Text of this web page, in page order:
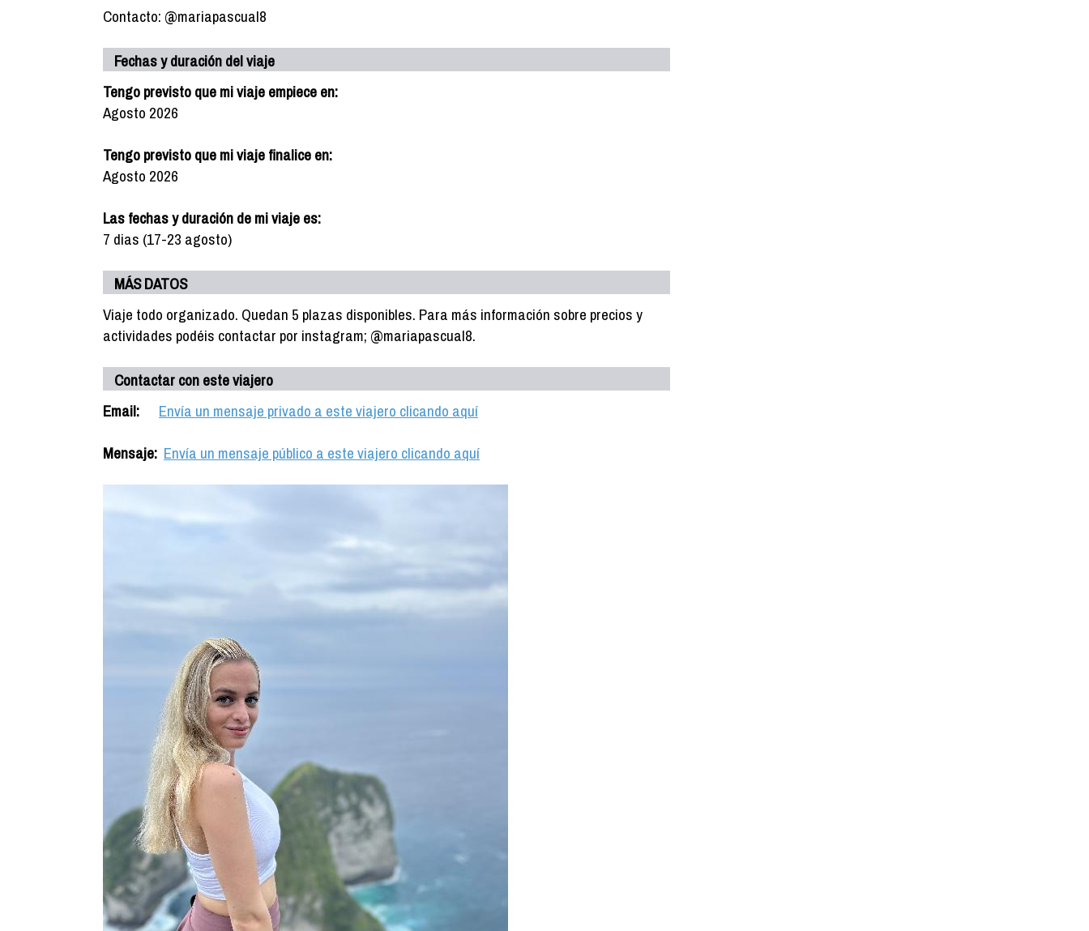
Contacto: @mariapascual8
Fechas y duración del viaje
Tengo previsto que mi viaje empiece en:
Agosto 2026
Tengo previsto que mi viaje finalice en:
Agosto 2026
Las fechas y duración de mi viaje es:
7 dias (17-23 agosto)
MÁS DATOS
Viaje todo organizado. Quedan 5 plazas disponibles. Para más información sobre precios y
actividades podéis contactar por instagram; @mariapascual8.
Contactar con este viajero
Email:
Envía un mensaje privado a este viajero clicando aquí
Mensaje: Envía un mensaje público a este viajero clicando aquí